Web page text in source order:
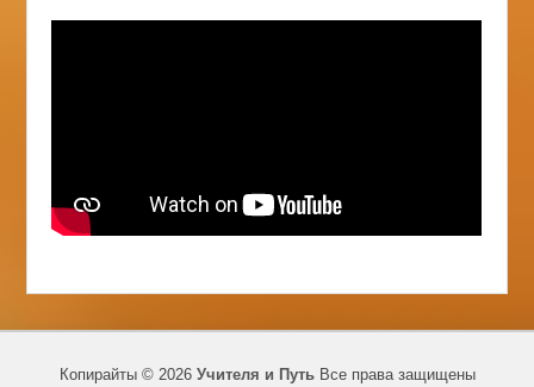
Копирайты © 2026 Учителя и ПутьВсе права защищены